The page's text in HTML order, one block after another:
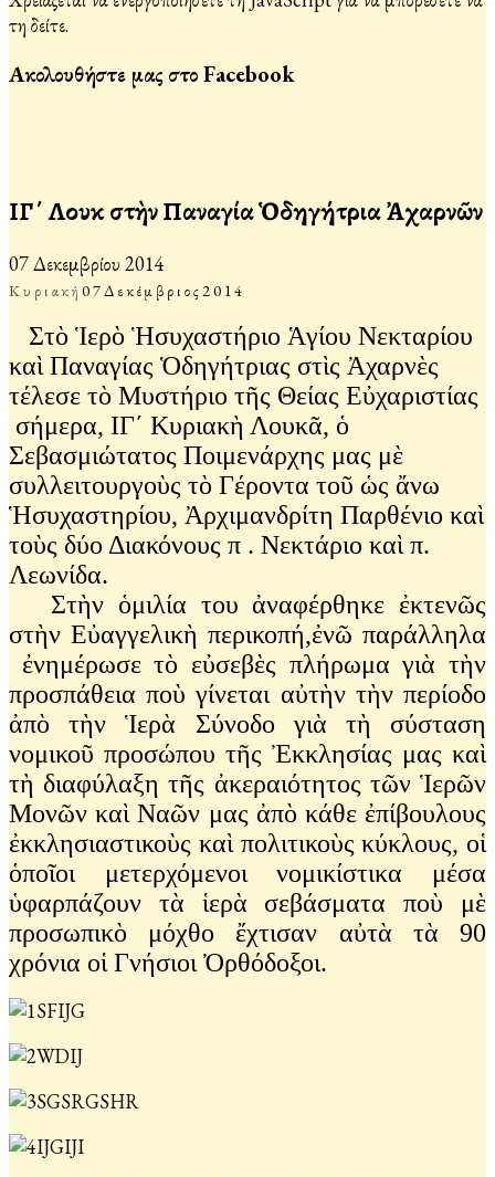
τη δείτε.
Ακολουθήστε μας στο Facebook
ΙΓ΄ Λουκᾶ στὴν Παναγία Ὁδηγήτρια Ἀχαρνῶν
07 Δεκεμβρίου 2014
Κυριακή07Δεκέμβριος2014
Στὸ Ἱερὸ Ἡσυχαστήριο Ἁγίου Νεκταρίου
καὶ Παναγίας Ὁδηγήτριας στὶς Ἀχαρνὲς
τέλεσε τὸ Μυστήριο τῆς Θείας Εὐχαριστίας
σήμερα, ΙΓ΄ Κυριακὴ Λουκᾶ, ὁ
Σεβασμιώτατος Ποιμενάρχης μας μὲ
συλλειτουργοὺς τὸ Γέροντα τοῦ ὡς ἄνω
Ἡσυχαστηρίου, Ἀρχιμανδρίτη Παρθένιο καὶ
τοὺς δύο Διακόνους π . Νεκτάριο καὶ π.
Λεωνίδα.
Στὴν ὁμιλία του ἀναφέρθηκε ἐκτενῶς
στὴν Εὐαγγελικὴ περικοπή,ἐνῶ παράλληλα
ἐνημέρωσε τὸ εὐσεβὲς πλήρωμα γιὰ τὴν
προσπάθεια ποὺ γίνεται αὐτὴν τὴν περίοδο
ἀπὸ τὴν Ἱερὰ Σύνοδο γιὰ τὴ σύσταση
νομικοῦ προσώπου τῆς Ἐκκλησίας μας καὶ
τὴ διαφύλαξη τῆς ἀκεραιότητος τῶν Ἱερῶν
Μονῶν καὶ Ναῶν μας ἀπὸ κάθε ἐπίβουλους
ἐκκλησιαστικοὺς καὶ πολιτικοὺς κύκλους, οἱ
ὁποῖοι μετερχόμενοι νομικίστικα μέσα
ὑφαρπάζουν τὰ ἱερὰ σεβάσματα ποὺ μὲ
προσωπικὸ μόχθο ἔχτισαν αὐτὰ τὰ 90
χρόνια οἱ Γνήσιοι Ὀρθόδοξοι.